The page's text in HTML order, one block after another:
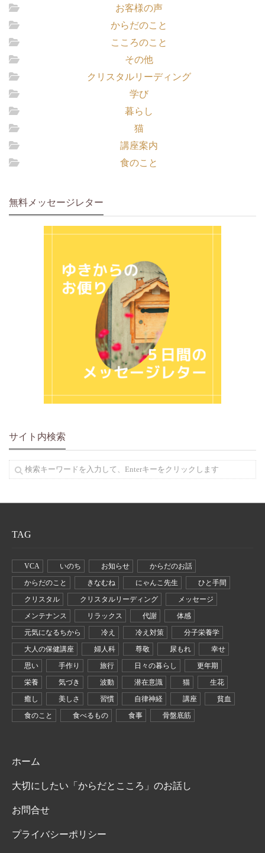
お客様の声
からだのこと
こころのこと
その他
クリスタルリーディング
学び
暮らし
猫
講座案内
食のこと
無料メッセージレター
サイト内検索
TAG
VCA いのち お知らせ
からだのお話
からだのこと
きなむね にゃんこ先生
ひと手間
クリスタル
クリスタルリーディング
メッセージ
メンテナンス
リラックス 代謝
体感
元気になるちから
冷え 冷え対策
分子栄養学
大人の保健講座
婦人科 尊敬 尿もれ
幸せ
思い
手作り 旅行 日々の暮らし
更年期
栄養
気づき 波動 潜在意識 猫
生花
癒し
美しさ 習慣 自律神経 講座
貧血
食のこと
食べるもの 食事 骨盤底筋
ホーム
大切にしたい「からだとこころ」のお話し
お問合せ
プライバシーポリシー